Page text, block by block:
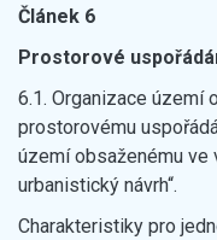
Článek 6
Prostorové
6.1. Organizace území
prostorovému
území obsaženému ve
urbanistický návrh“.
Charakteristiky pro